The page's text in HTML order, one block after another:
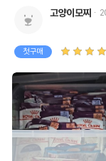
고양이모찌
첫구매